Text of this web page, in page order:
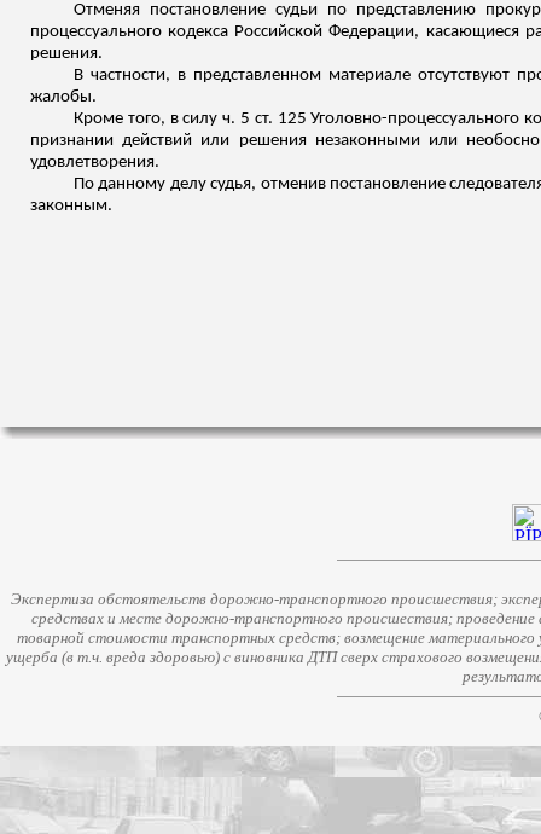
Отменяя постановление судьи по представлению
процессуального кодекса Российской Федерации, касающиеся
решения.
В частности, в представленном материале отсутствуют
жалобы.
Кроме того, в силу ч. 5 ст. 125 Уголовно-
признании действий или решения незаконными или
удовлетворения.
По данному делу судья, отменив постановление
законным.
Экспертиза обстоятельств дорожно-транспортного происшествия;
средствах и месте дорожно-транспортного происшествия;
товарной стоимости транспортных средств; возмещение
ущерба (в т.ч. вреда здоровью) с виновника ДТП сверх страхового